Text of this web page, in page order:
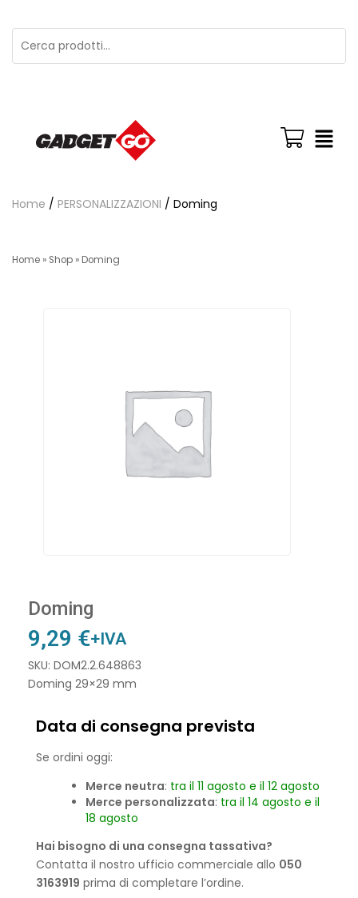
Home / PERSONALIZZAZIONI / Doming
Home » Shop » Doming
Doming
9,29 €+IVA
SKU: DOM2.2.648863
Doming 29×29 mm
Data di consegna prevista
Se ordini oggi:
Merce neutra: tra il 11 agosto e il 12 agosto
Merce personalizzata: tra il 14 agosto e il
18 agosto
Hai bisogno di una consegna tassativa?
Contatta il nostro ufficio commerciale allo 050
3163919 prima di completare l’ordine.